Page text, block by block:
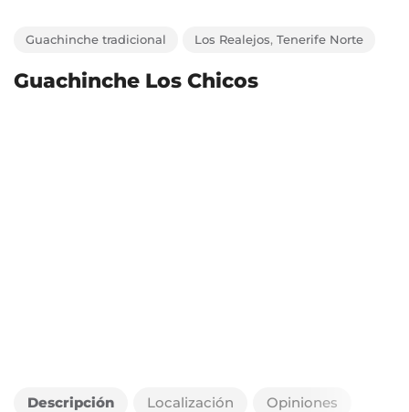
Guachinche tradicional Los Realejos
Descripción Localización Opiniones